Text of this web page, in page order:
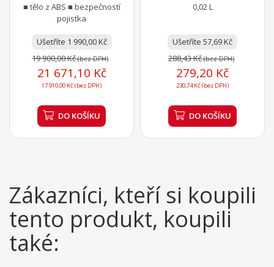
■ tělo z ABS ■ bezpečností
pojistka
Ušetříte 1 990,00 Kč
19 900,00 Kč(bez DPH)
21 671,10 Kč
17 910,00 Kč (bez DPH)
DO KOŠÍKU
0,02 L
Ušetříte 57,69 Kč
288,43 Kč(bez DPH)
279,20 Kč
230,74 Kč (bez DPH)
DO KOŠÍKU
Zákazníci, kteří si koupili
tento produkt, koupili
také: